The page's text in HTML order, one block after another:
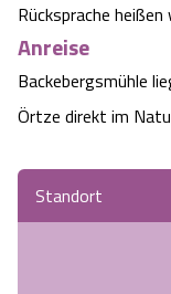
Rücksprache
Anreise
Backebergsmühle
Örtze direkt im
Standort